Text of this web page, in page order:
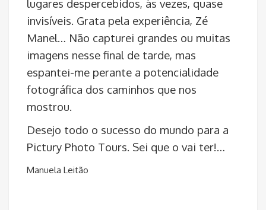
Depois, veio a descoberta de esquinas
inesperadas, de escadas improváveis,
lugares despercebidos, às vezes, quase
invisíveis. Grata pela experiência, Zé
Manel… Não capturei grandes ou muitas
imagens nesse final de tarde, mas
espantei-me perante a potencialidade
fotográfica dos caminhos que nos
mostrou.
Desejo todo o sucesso do mundo para a